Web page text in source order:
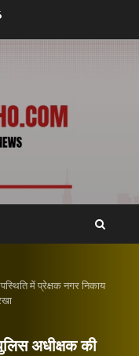
में प्रेक्षक नगर निकाय
अधीक्षक की